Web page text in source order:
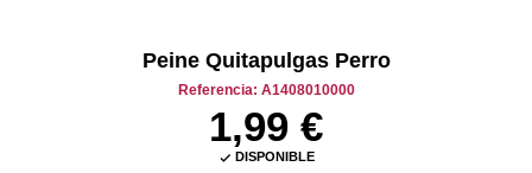
Peine Quitapulgas Perro
Referencia: A1408010000
1,99 €
 DISPONIBLE